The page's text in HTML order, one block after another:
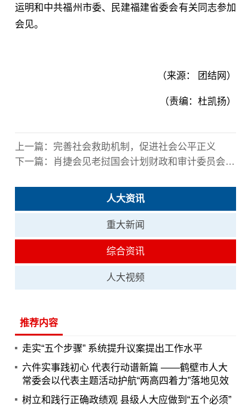
运明和中共福州市委、民建福建省委会有关同志参加
会见。
（来源： 团结网 ）
（责编：杜凯扬）
上一篇： 完善社会救助机制，促进社会公平正义
下一篇：
肖捷会见老挝国会计划财政和审计委员会代表团
人大资讯
重大新闻
综合资讯
人大视频
推荐内容
走实“五个步骤” 系统提升议案提出工作水平
六件实事践初心 代表行动谱新篇 ——鹤壁市人大
常委会以代表主题活动护航“两高四着力”落地见效
树立和践行正确政绩观 县级人大应做到“五个必须”